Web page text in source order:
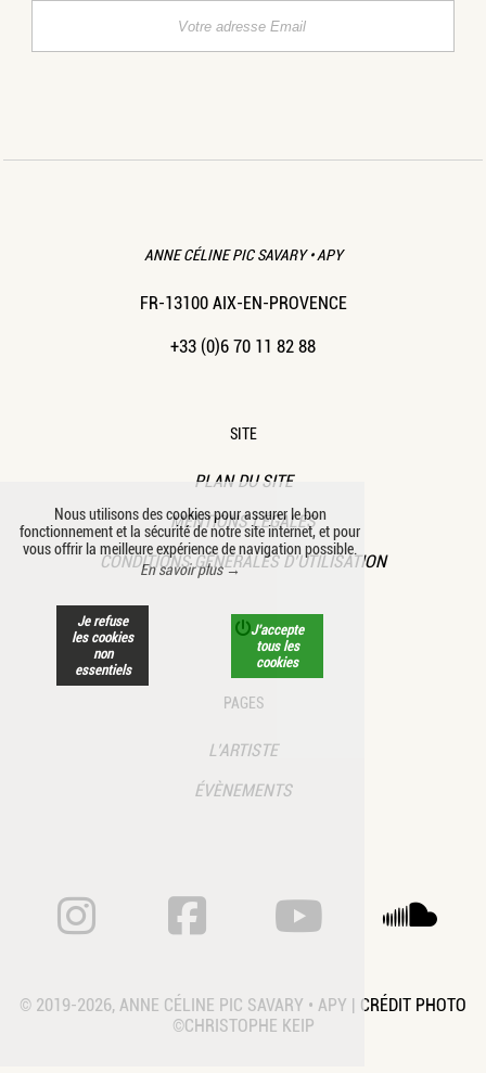
Nous utilisons des cookies pour assurer le bon
fonctionnement et la sécurité de notre site internet, et pour
vous offrir la meilleure expérience de navigation possible.
En savoir plus →
Je refuse
les cookies
non
essentiels
J’accepte
tous les
cookies
ANNE CÉLINE PIC SAVARY • APY
FR-13100 AIX-EN-PROVENCE
+33 (0)6 70 11 82 88
SITE
PLAN DU SITE
MENTIONS LÉGALES
CONDITIONS GÉNÉRALES D’UTILISATION
PAGES
L’ARTISTE
ÉVÈNEMENTS
ANNE CÉLINE PIC
ANNE ANNE
© 2019-2026, ANNE CÉLINE PIC SAVARY • APY | CRÉDIT PHOTO
©CHRISTOPHE KEIP